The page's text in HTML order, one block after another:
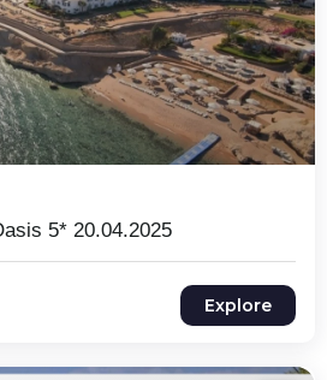
5* 20.04.2025
Explore